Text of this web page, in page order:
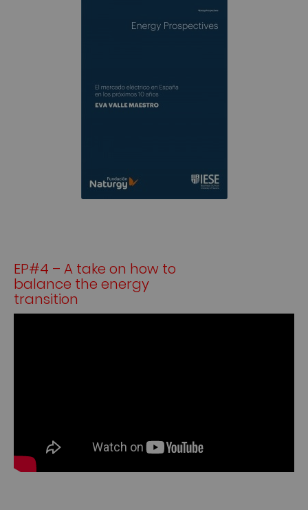
EP#4 – A take on how to
balance the energy
transition